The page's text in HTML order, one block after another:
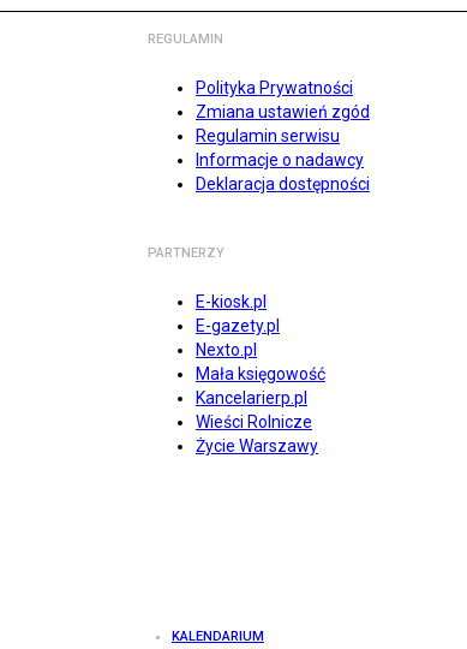
REGULAMIN
Polityka Prywatności
Zmiana ustawień zgód
Regulamin serwisu
Informacje o nadawcy
Deklaracja dostępności
PARTNERZY
E-kiosk.pl
E-gazety.pl
Nexto.pl
Mała księgowość
Kancelarierp.pl
Wieści Rolnicze
Życie Warszawy
KALENDARIUM